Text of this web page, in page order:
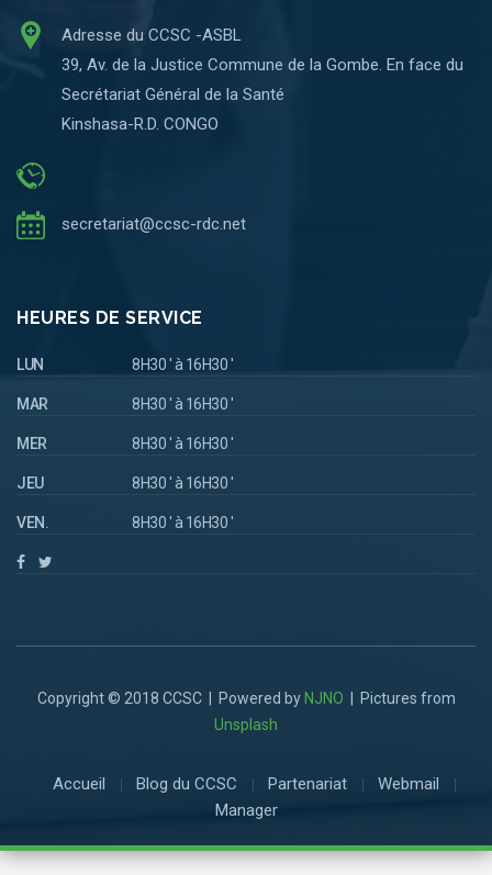
Adresse du CCSC -ASBL
39, Av. de la Justice Commune de la Gombe. En face du
Secrétariat Général de la Santé
Kinshasa-R.D. CONGO
secretariat@ccsc-rdc.net
HEURES DE SERVICE
LUN 8H30 ' à 16H30 '
MAR 8H30 ' à 16H30 '
MER 8H30 ' à 16H30 '
JEU 8H30 ' à 16H30 '
VEN. 8H30 ' à 16H30 '
Copyright © 2018 CCSC | Powered by NJNO | Pictures from
Unsplash
Accueil Blog du CCSC Partenariat
Webmail
Manager